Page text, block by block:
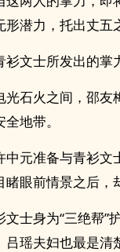
潜力，托出丈五
衫文士所发出的掌
光石火之间，邵
地带。
中元准备与青衫文
眼前情景之后，
文士身为“三绝帮”
瑶夫妇也最是清